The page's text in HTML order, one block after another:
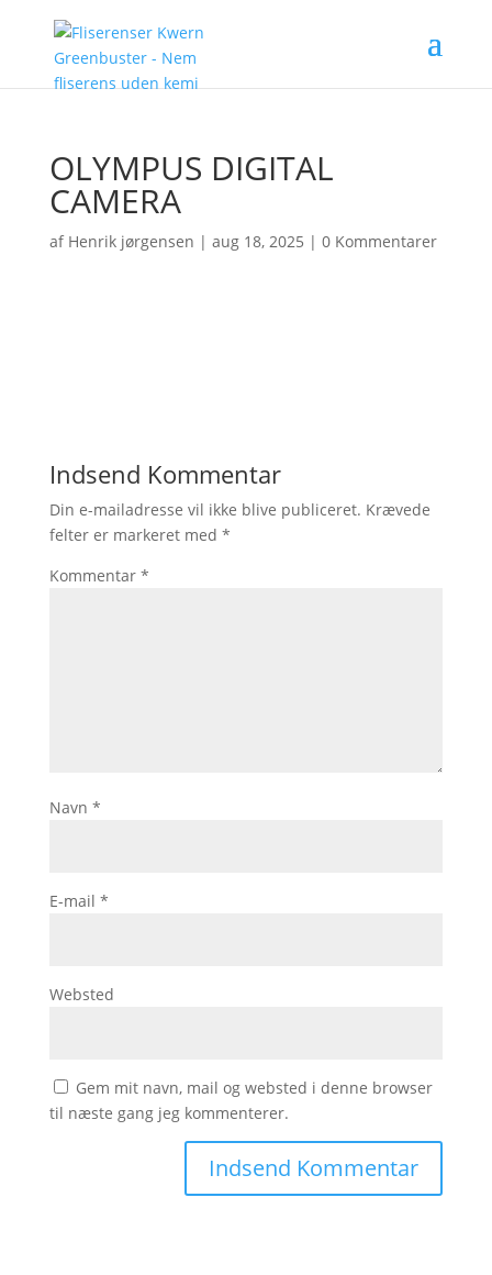
OLYMPUS DIGITAL
CAMERA
af Henrik jørgensen | aug 18, 2025 | 0 Kommentarer
Indsend Kommentar
Din e-mailadresse vil ikke blive publiceret. Krævede
felter er markeret med *
Kommentar *
Navn *
E-mail *
Websted
Gem mit navn, mail og websted i denne browser
til næste gang jeg kommenterer.